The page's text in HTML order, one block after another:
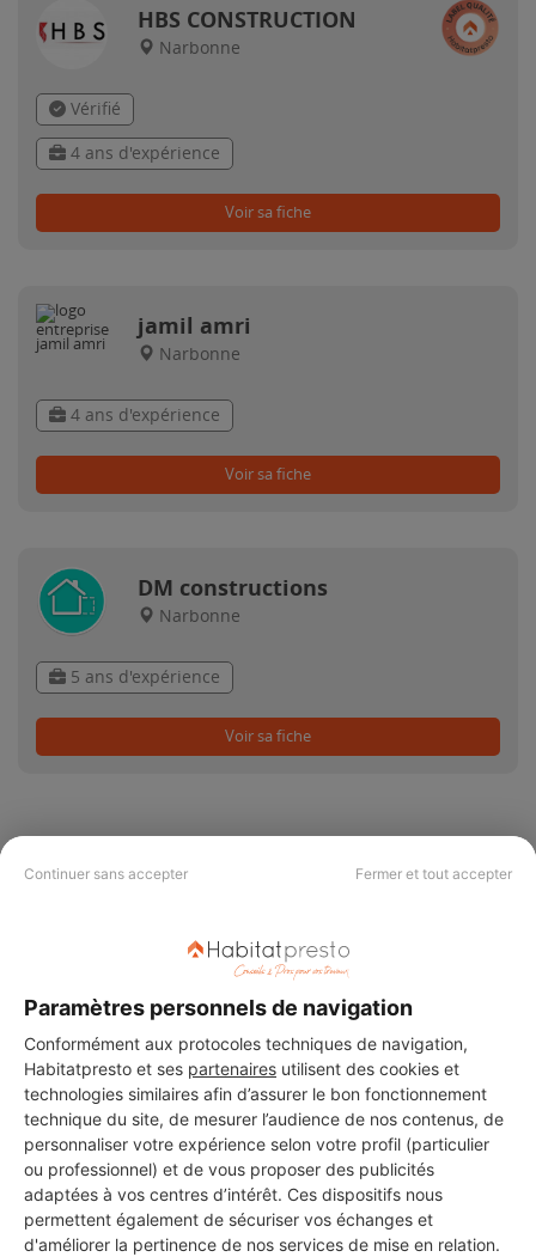
Continuer sans accepter Fermer et tout accepter
Paramètres personnels de navigation
Conformément aux protocoles techniques de navigation,
Habitatpresto et ses partenaires utilisent des cookies et
technologies similaires afin d’assurer le bon fonctionnement
technique du site, de mesurer l’audience de nos contenus, de
personnaliser votre expérience selon votre profil (particulier
ou professionnel) et de vous proposer des publicités
adaptées à vos centres d’intérêt. Ces dispositifs nous
permettent également de sécuriser vos échanges et
d'améliorer la pertinence de nos services de mise en relation.
HBS CONSTRUCTION
Narbonne
Vérifié
4 ans d'expérience
Voir sa fiche
jamil amri
Narbonne
4 ans d'expérience
Voir sa fiche
DM constructions
Narbonne
5 ans d'expérience
Voir sa fiche
CHERCHER ?
Vous souhaitez réaliser des travaux et ne savez quel professionnel
choisir ? Demandez des devis travauxauprès de notre réseau de 5 000
professionnels partout en France.
DEMANDER UN DEVIS